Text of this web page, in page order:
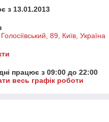
з 13.01.2013
89, Київ, Україна
працює з 09:00 до 22:00
весь графік роботи